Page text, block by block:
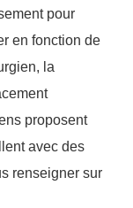
pour
en fonction de
la
proposent
avec des
renseigner sur